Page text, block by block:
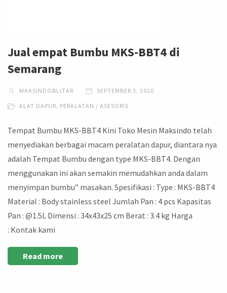
Jual empat Bumbu MKS-BBT4 di
Semarang
MAKSINDOBLITAR SEPTEMBER 3, 2020
ALAT DAPUR PERALATAN / ASESORIS
Tempat Bumbu MKS-BBT4 Kini Toko Mesin Maksindo telah
menyediakan berbagai macam peralatan dapur, diantara nya
adalah Tempat Bumbu dengan type MKS-BBT4. Dengan
menggunakan ini akan semakin memudahkan anda dalam
menyimpan bumbu” masakan. Spesifikasi : Type : MKS-BBT4
Material : Body stainless steel Jumlah Pan : 4 pcs Kapasitas
Pan : @1.5L Dimensi : 34x43x25 cm Berat : 3.4 kg Harga
: Kontak kami
Read more